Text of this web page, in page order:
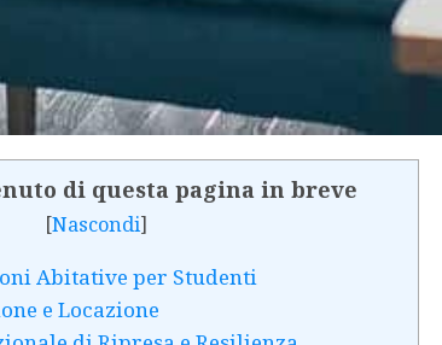
di questa pagina in breve
[Nascondi]
Abitative per Studenti
e Locazione